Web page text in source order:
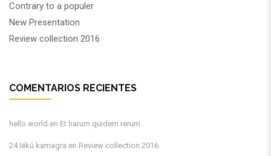
Contrary to a populer
New Presentation
Review collection 2016
COMENTARIOS RECIENTES
hello world en Et harum quidem rerum
24 léků kamagra en Review collection 2016